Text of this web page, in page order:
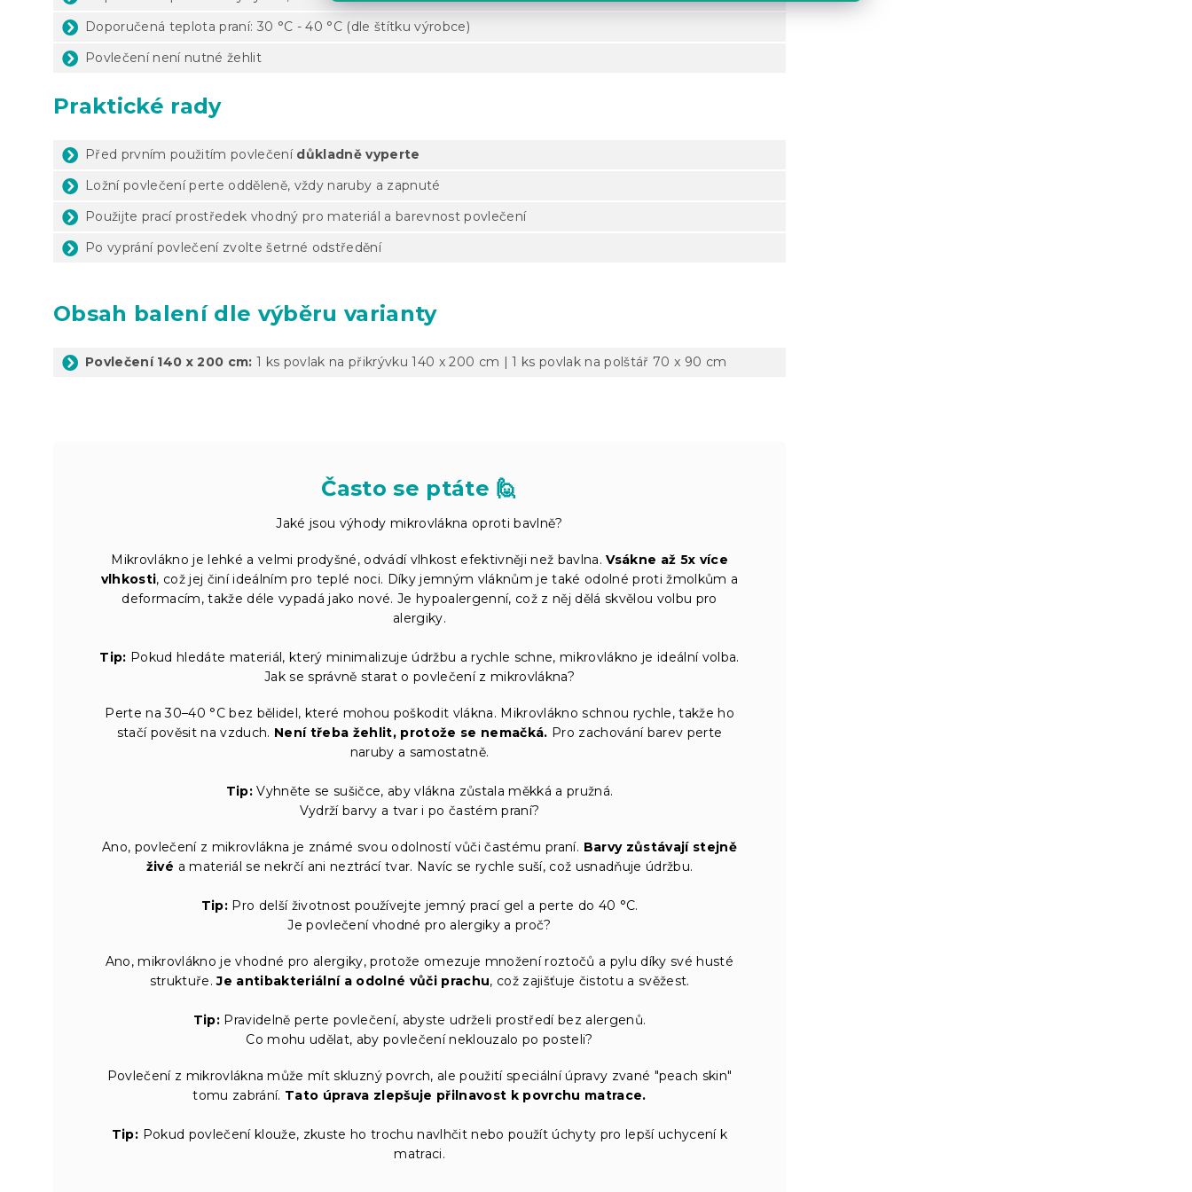
Doporučená teplota praní: 30 °C - 40 °C (dle štítku výrobce)
Povlečení není nutné žehlit
Praktické rady
Před prvním použitím povlečení důkladně vyperte
Ložní povlečení perte odděleně, vždy naruby a zapnuté
Použijte prací prostředek vhodný pro materiál a barevnost povlečení
Po vyprání povlečení zvolte šetrné odstředění
Obsah balení dle výběru varianty
Povlečení 140 x 200 cm: 1 ks povlak na přikrývku 140 x 200 cm | 1 ks povlak na polštář 70 x 90 cm
Často se ptáte 🙋
Jaké jsou výhody mikrovlákna oproti bavlně?
Mikrovlákno je lehké a velmi prodyšné, odvádí vlhkost efektivněji než bavlna.Vsákne až 5x více
vlhkosti, což jej činí ideálním pro teplé noci. Díky jemným vláknům je také odolné proti žmolkům a
deformacím, takže déle vypadá jako nové. Je hypoalergenní, což z něj dělá skvělou volbu pro
alergiky.
Tip: Pokud hledáte materiál, který minimalizuje údržbu a rychle schne, mikrovlákno je ideální volba.
Jak se správně starat o povlečení z mikrovlákna?
Perte na 30–40 °C bez bělidel, které mohou poškodit vlákna. Mikrovlákno schnou rychle, takže ho
stačí pověsit na vzduch. Není třeba žehlit, protože se nemačká. Pro zachování barev perte
naruby a samostatně.
Tip: Vyhněte se sušičce, aby vlákna zůstala měkká a pružná.
Vydrží barvy a tvar i po častém praní?
Ano, povlečení z mikrovlákna je známé svou odolností vůči častému praní. Barvy zůstávají stejně
živé a materiál se nekrčí ani neztrácí tvar. Navíc se rychle suší, což usnadňuje údržbu.
Tip:Pro delší životnost používejte jemný prací gel a perte do 40 °C.
Je povlečení vhodné pro alergiky a proč?
Ano, mikrovlákno je vhodné pro alergiky, protože omezuje množení roztočů a pylu díky své husté
struktuře.Je antibakteriální a odolné vůči prachu, což zajišťuje čistotu a svěžest.
Tip: Pravidelně perte povlečení, abyste udrželi prostředí bez alergenů.
Co mohu udělat, aby povlečení neklouzalo po posteli?
Povlečení z mikrovlákna může mít skluzný povrch, ale použití speciální úpravy zvané "peach skin"
tomu zabrání. Tato úprava zlepšuje přilnavost k povrchu matrace.
Tip: Pokud povlečení klouže, zkuste ho trochu navlhčit nebo použít úchyty pro lepší uchycení k
matraci.